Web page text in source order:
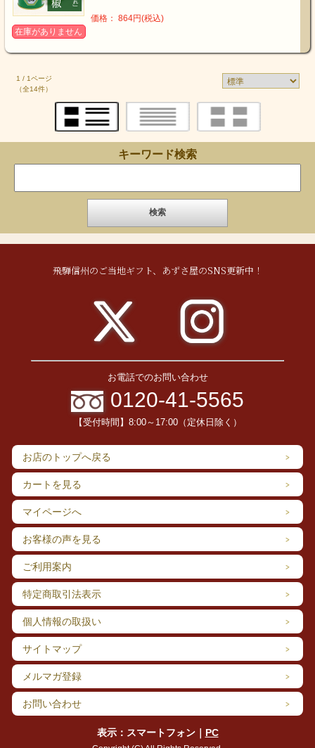
価格： 864円(税込)
在庫がありません
1 / 1ページ
（全14件）
キーワード検索
飛騨信州のご当地ギフト、あずさ屋のSNS更新中！
お電話でのお問い合わせ
0120-41-5565
【受付時間】8:00～17:00（定休日除く）
お店のトップへ戻る
カートを見る
マイページへ
お客様の声を見る
ご利用案内
特定商取引法表示
個人情報の取扱い
サイトマップ
メルマガ登録
お問い合わせ
表示：スマートフォン｜ PC